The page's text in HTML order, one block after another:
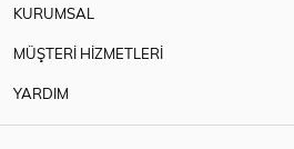
KURUMSAL
MÜŞTERİ HİZMETLERİ
YARDIM